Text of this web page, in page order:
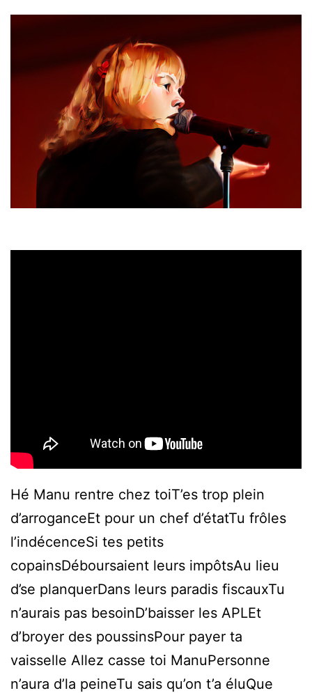
Hé Manu rentre chez toiT’es trop plein
d’arroganceEt pour un chef d’étatTu frôles
l’indécenceSi tes petits
copainsDéboursaient leurs impôtsAu lieu
d’se planquerDans leurs paradis fiscauxTu
n’aurais pas besoinD’baisser les APLEt
d’broyer des poussinsPour payer ta
vaisselle Allez casse toi ManuPersonne
n’aura d’la peineTu sais qu’on t’a éluQue